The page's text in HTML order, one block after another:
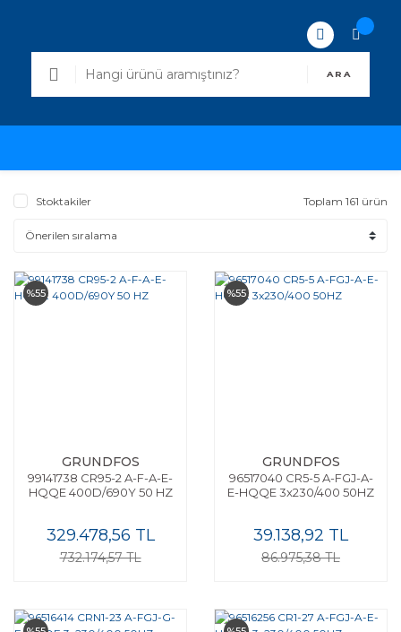
ARA
Stoktakiler Toplam 161 ürün
%55
GRUNDFOS
99141738 CR95-2 A-F-A-E-
HQQE 400D/690Y 50 HZ
329.478,56 TL
732.174,57 TL
%55
GRUNDFOS
96517040 CR5-5 A-FGJ-A-
E-HQQE 3x230/400 50HZ
39.138,92 TL
86.975,38 TL